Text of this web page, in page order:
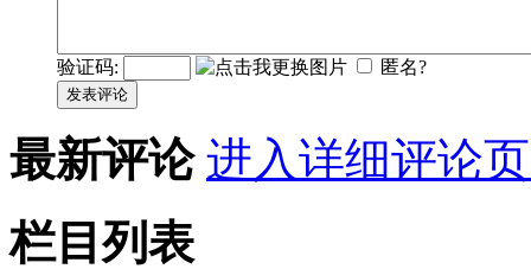
验证码: 匿名?
发表评论
最新评论 进入详细评论
栏目列表